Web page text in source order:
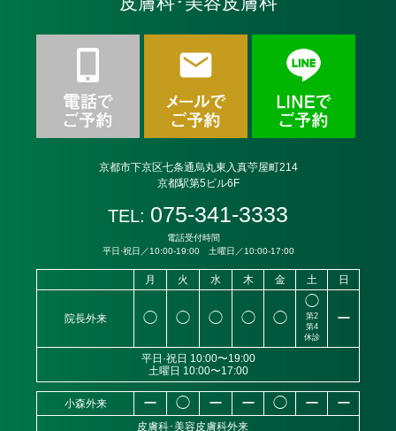
京都市下京区七条通烏丸東入真苧屋町214
京都駅第5ビル6F
TEL: 075-341-3333
電話受付時間
平日·祝日／10:00-19:00 土曜日／10:00-17:00
月 火 水 木 金 土 日
院長外来 ◯ ◯ ◯ ◯ ◯
◯
第2
第4
休診
ー
平日·祝日 10:00〜19:00
土曜日 10:00〜17:00
小森外来 ー ◯ ー ー ◯ ー ー
皮膚科･美容皮膚科外来